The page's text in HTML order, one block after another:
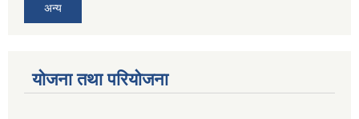
अन्य
याेजना तथा परियाेजना